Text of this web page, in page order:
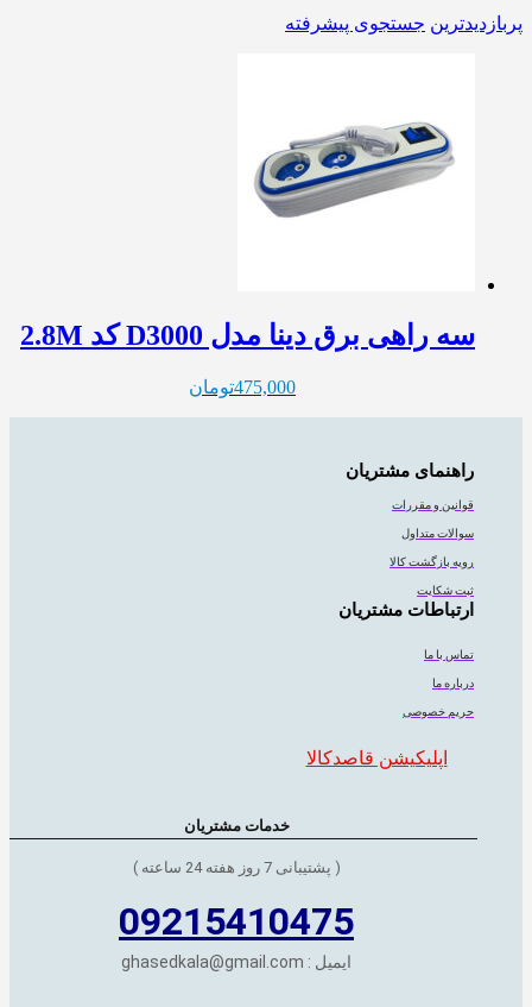
پربازدیدترین جستجوی پیشرفته
سه راهی برق دینا مدل D3000 کد 2.8M
475,000تومان
راهنمای مشتریان
قوانین و مقررات
سوالات متداول
رویه بازگشت کالا
ثبت شکایت
ارتباطات مشتریان
تماس با ما
درباره ما
حریم خصوصی
اپلیکیشن قاصدکالا
خدمات مشتریان
( پشتیبانی 7 روز هفته 24 ساعته )
09215410475
ایمیل : ghasedkala@gmail.com